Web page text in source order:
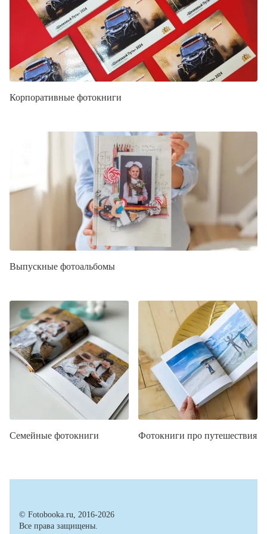
Корпоративные фотокниги
Выпускные фотоальбомы
Семейные фотокниги Фотокниги про путешествия
© Fotobooka.ru, 2016-2026
Все права защищены.